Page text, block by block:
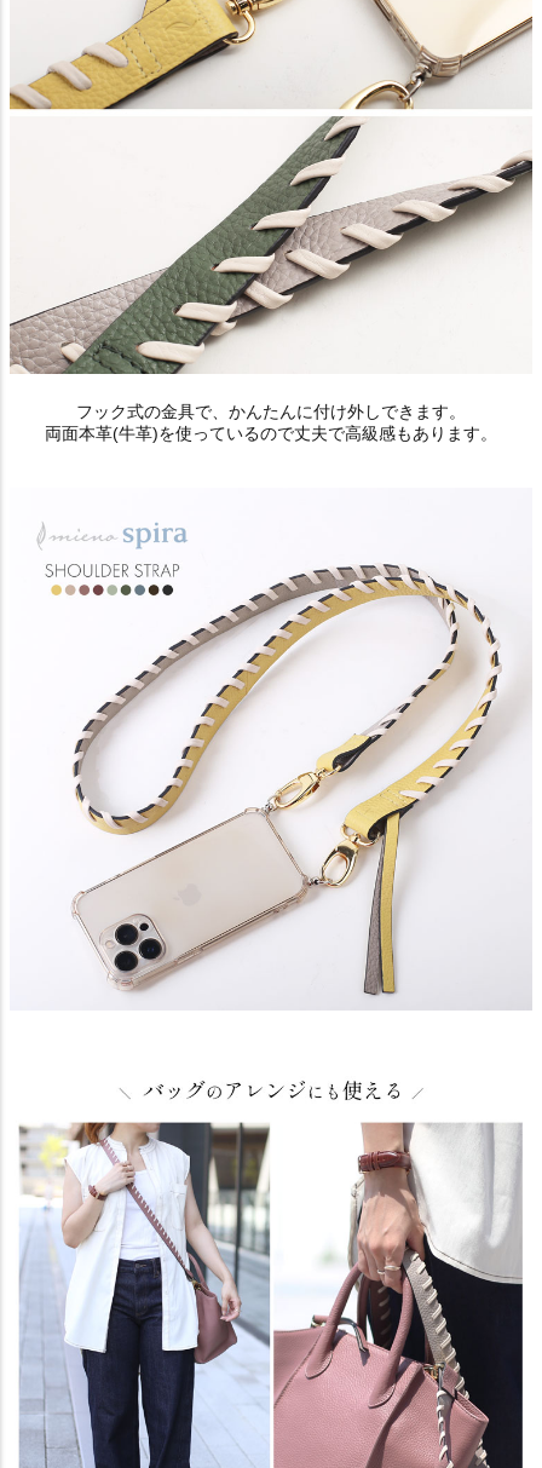
フック式の金具で、かんたんに付け外しできます。
両面本革(牛革)を使っているので丈夫で高級感もあります。